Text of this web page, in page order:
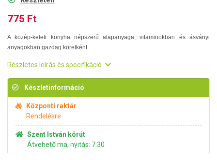
775 Ft
A közép-keleti konyha népszerű alapanyaga, vitaminokban és ásványi
anyagokban gazdag köretként.
Részletes leírás és specifikáció
Készletinformáció
Központi raktár
Rendelésre
Szent István körút
Átvehető ma, nyitás: 7:30